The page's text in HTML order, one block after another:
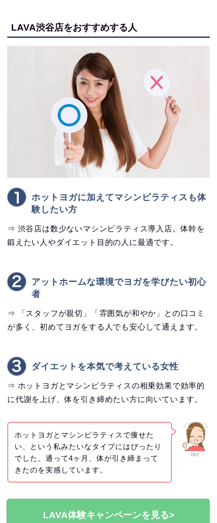
LAVA渋谷店をおすすめする人
ホットヨガに加えてマシンピラティスも体
験したい方
⇒ 渋谷店は数少ないマシンピラティス導入店。体幹を
鍛えたい人やダイエット目的の人に最適です。
アットホームな環境でヨガを学びたい初心
者
⇒ 「スタッフが親切」「雰囲気が和やか」との口コミ
が多く、初めてヨガをする人でも安心して通えます。
ダイエットを本気で考えている女性
⇒ ホットヨガとマシンピラティスの相乗効果で効率的
に代謝を上げ、体を引き締めたい方に向いています。
ゆか
ホットヨガとマシンピラティスで痩せた
い、という私みたいなタイプにはぴったり
でした。通って4ヶ月、体が引き締まって
きたのを実感しています。
LAVA体験キャンペーンを見る>